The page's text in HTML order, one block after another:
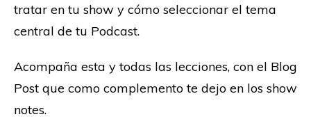
tratar en tu show y cómo seleccionar el tema
central de tu Podcast.
Acompaña esta y todas las lecciones, con el Blog
Post que como complemento te dejo en los show
notes.